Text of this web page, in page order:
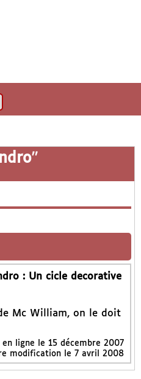
"
: Un cicle decorative
Mc William, on le doit
ligne le 15 décembre 2007
modification le 7 avril 2008